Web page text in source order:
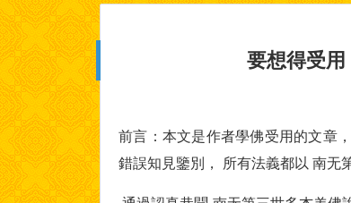
要想得受
前言：本文是作者學佛受用的文章
錯誤知見鑒別， 所有法義都以 南无